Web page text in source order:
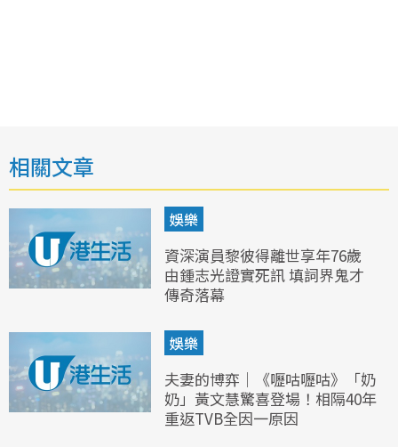
相關文章
娛樂
資深演員黎彼得離世享年76歲
由鍾志光證實死訊 填詞界鬼才
傳奇落幕
娛樂
夫妻的博弈｜《嚦咕嚦咕》「奶
奶」黃文慧驚喜登場！相隔40年
重返TVB全因一原因